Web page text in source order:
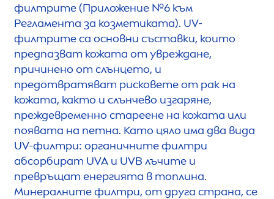
филтрите (Приложение №6 към
Регламента за козметиката). UV-
филтрите са основни съставки, които
предпазват кожата от увреждане,
причинено от слънцето, и
предотвратяват рисковете от рак на
кожата, както и слънчево изгаряне,
преждевременно стареене на кожата или
появата на петна. Като цяло има два вида
UV-филтри: органичните филтри
абсорбират UVA и UVB лъчите и
превръщат енергията в топлина.
Минералните филтри, от друга страна, се